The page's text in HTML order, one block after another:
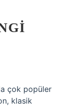
çok popüler
klasik